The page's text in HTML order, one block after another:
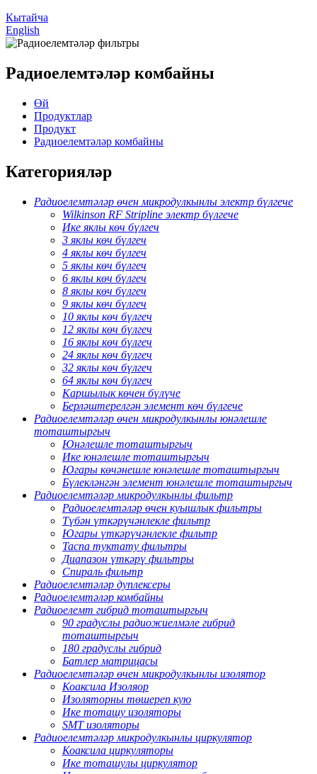
Кытайча
English
Радиоелемтәләр комбайны
Өй
Продуктлар
Продукт
Радиоелемтәләр комбайны
Категорияләр
Радиоелемтәләр өчен микродулкынлы электр бүлгече
Wilkinson RF Stripline электр бүлгече
Ике яклы көч бүлгеч
3 яклы көч бүлгеч
4 яклы көч бүлгеч
5 яклы көч бүлгеч
6 яклы көч бүлгеч
8 яклы көч бүлгеч
9 яклы көч бүлгеч
10 яклы көч бүлгеч
12 яклы көч бүлгеч
16 яклы көч бүлгеч
24 яклы көч бүлгеч
32 яклы көч бүлгеч
64 яклы көч бүлгеч
Каршылык көчен бүлүче
Берләштерелгән элемент көч бүлгече
Радиоелемтәләр өчен микродулкынлы юнәлешле
тоташтыргыч
Юнәлешле тоташтыргыч
Ике юнәлешле тоташтыргыч
Югары көчәнешле юнәлешле тоташтыргыч
Бүлекләнгән элемент юнәлешле тоташтыргыч
Радиоелемтәләр микродулкынлы фильтр
Радиоелемтәләр өчен куышлык фильтры
Түбән үткәрүчәнлекле фильтр
Югары үткәрүчәнлекле фильтр
Таспа туктату фильтры
Диапазон үткәрү фильтры
Спираль фильтр
Радиоелемтәләр дуплексеры
Радиоелемтәләр комбайны
Радиоелемт гибрид тоташтыргыч
90 градуслы радиожиелмәле гибрид
тоташтыргыч
180 градуслы гибрид
Батлер матрицасы
Радиоелемтәләр өчен микродулкынлы изолятор
Коаксила Изоляор
Изоляторны төшереп кую
Ике тоташу изоляторы
SMT изоляторы
Радиоелемтәләр микродулкынлы циркулятор
Коаксила циркуляторы
Ике тоташулы циркулятор